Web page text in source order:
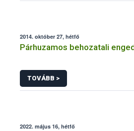
2014. október 27, hétfő
Párhuzamos behozatali
TOVÁBB >
2022. május 16, hétfő